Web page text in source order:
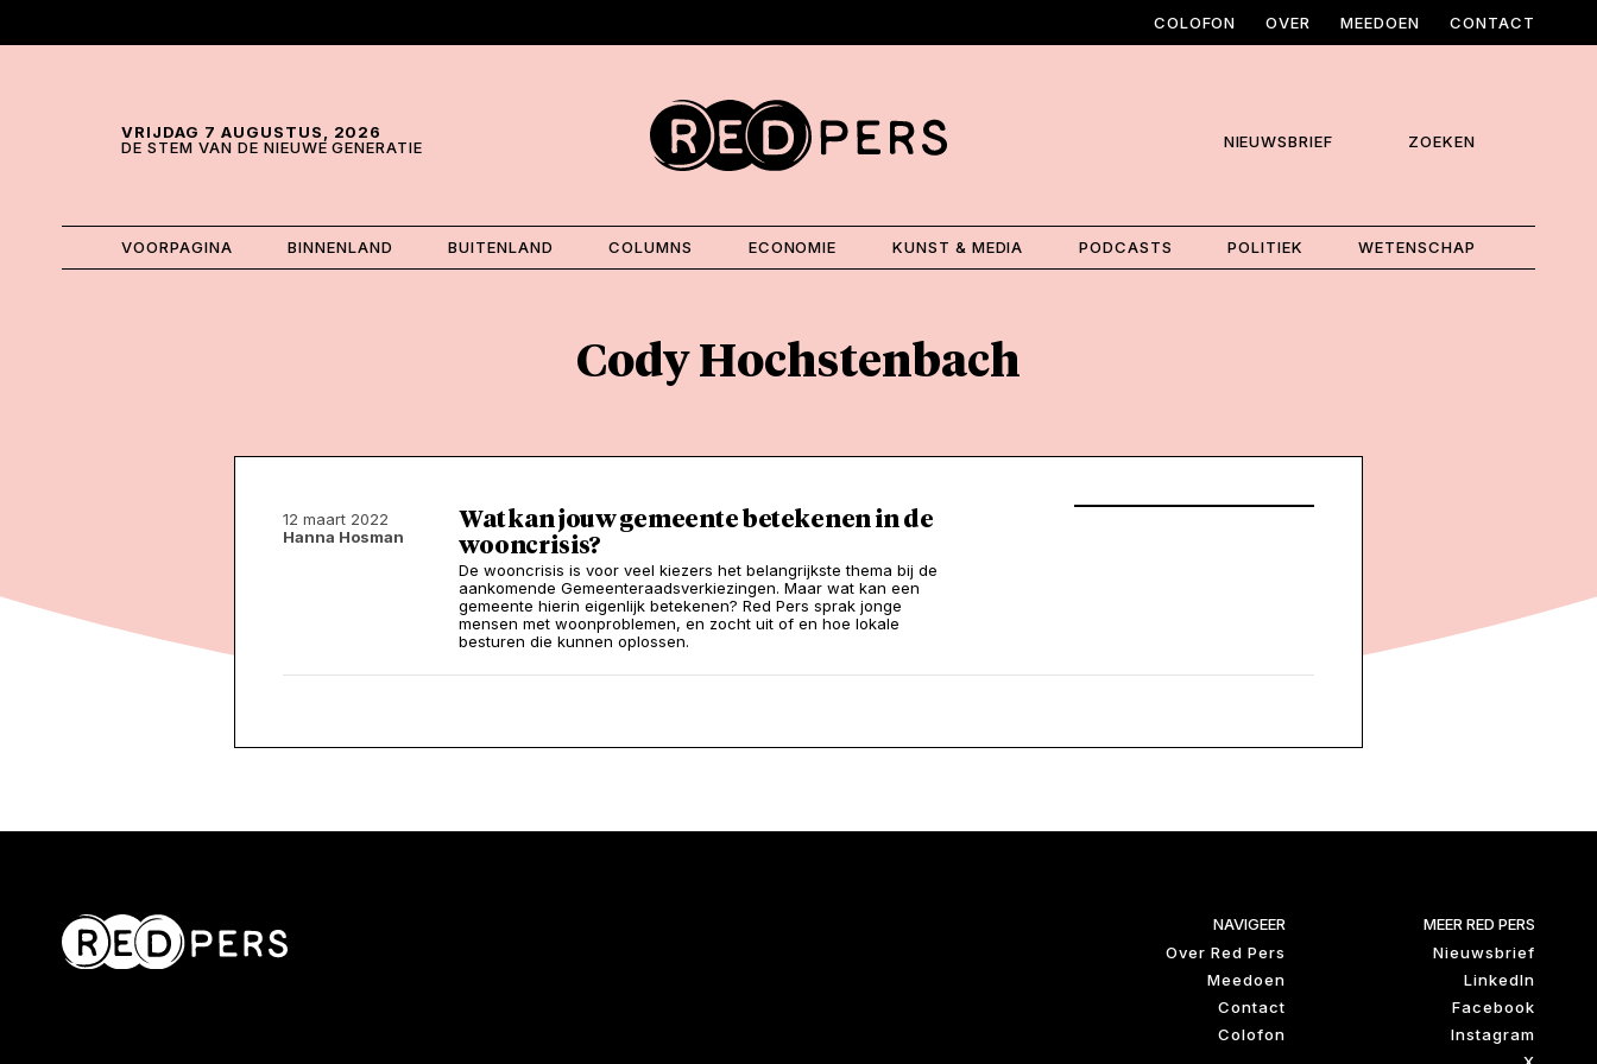
COLOFON OVER MEEDOEN CONTACT
VRIJDAG 7 AUGUSTUS, 2026
DE STEM VAN DE NIEUWE GENERATIE
NIEUWSBRIEF ZOEKEN
VOORPAGINA BINNENLAND BUITENLAND COLUMNS ECONOMIE KUNST & MEDIA PODCASTS POLITIEK WETENSCHAP
Cody Hochstenbach
12 maart 2022
Hanna Hosman
Wat kan jouw gemeente betekenen in de
wooncrisis?
De wooncrisis is voor veel kiezers het belangrijkste thema bij de
aankomende Gemeenteraadsverkiezingen. Maar wat kan een
gemeente hierin eigenlijk betekenen? Red Pers sprak jonge
mensen met woonproblemen, en zocht uit of en hoe lokale
besturen die kunnen oplossen.
NAVIGEER
Over Red Pers
Meedoen
Contact
Colofon
MEER RED PERS
Nieuwsbrief
LinkedIn
Facebook
Instagram